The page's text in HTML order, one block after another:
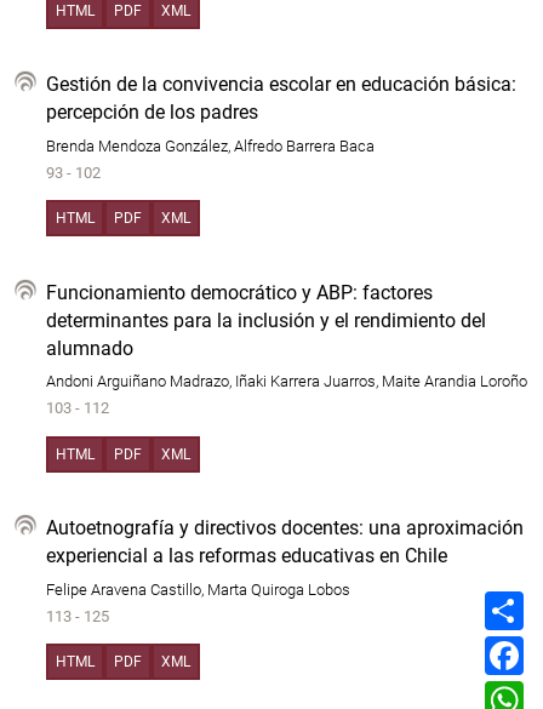
HTML PDF XML
Gestión de la convivencia escolar en educación básica:
percepción de los padres
Brenda Mendoza González, Alfredo Barrera Baca
93 - 102
HTML PDF XML
Funcionamiento democrático y ABP: factores
determinantes para la inclusión y el rendimiento del
alumnado
Andoni Arguiñano Madrazo, Iñaki Karrera Juarros, Maite Arandia Loroño
103 - 112
HTML PDF XML
Autoetnografía y directivos docentes: una aproximación
experiencial a las reformas educativas en Chile
Felipe Aravena Castillo, Marta Quiroga Lobos
113 - 125
HTML PDF XML